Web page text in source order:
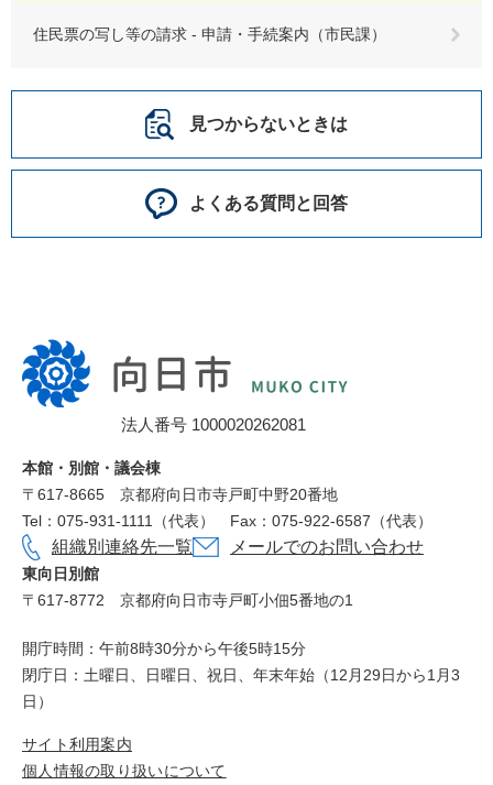
住民票の写し等の請求 - 申請・手続案内（市民課）
見つからないときは
よくある質問と回答
向
日
市
所
法人番号 1000020262081
本館・別館・議会棟
〒617‐8665
京都府向日市寺戸町中野20番地
Tel：075-931-1111（代表）
Fax：075-922-6587（代表）
東向日別館
〒617-8772
京都府向日市寺戸町小佃5番地の1
組織別連絡先一覧 メールでのお問い合わせ
開庁時間：午前8時30分から午後5時15分
閉庁日：土曜日、日曜日、祝日、年末年始（12月29日から1月3
日）
サイト利用案内
個人情報の取り扱いについて